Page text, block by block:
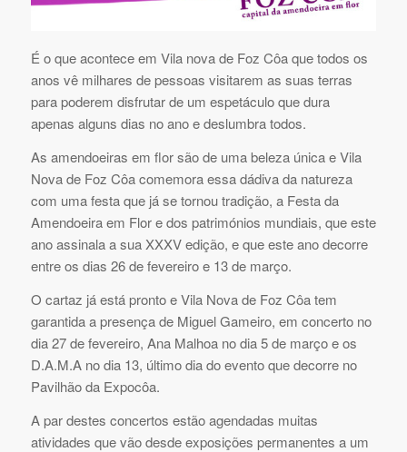
É o que acontece em Vila nova de Foz Côa que todos os
anos vê milhares de pessoas visitarem as suas terras
para poderem disfrutar de um espetáculo que dura
apenas alguns dias no ano e deslumbra todos.
As amendoeiras em flor são de uma beleza única e Vila
Nova de Foz Côa comemora essa dádiva da natureza
com uma festa que já se tornou tradição, a Festa da
Amendoeira em Flor e dos patrimónios mundiais, que este
ano assinala a sua XXXV edição, e que este ano decorre
entre os dias 26 de fevereiro e 13 de março.
O cartaz já está pronto e Vila Nova de Foz Côa tem
garantida a presença de Miguel Gameiro, em concerto no
dia 27 de fevereiro, Ana Malhoa no dia 5 de março e os
D.A.M.A no dia 13, último dia do evento que decorre no
Pavilhão da Expocôa.
A par destes concertos estão agendadas muitas
atividades que vão desde exposições permanentes a um